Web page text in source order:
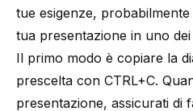
tue esigenze,
tua presentazione in uno dei
Il primo modo è copiare la
prescelta con CTRL+C.
presentazione, assicurati di